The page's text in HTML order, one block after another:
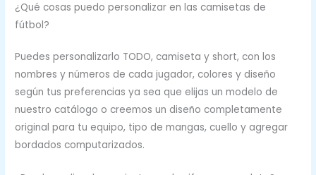
¿Qué cosas puedo personalizar en las camisetas de
fútbol?
Puedes personalizarlo TODO, camiseta y short, con los
nombres y números de cada jugador, colores y diseño
según tus preferencias ya sea que elijas un modelo de
nuestro catálogo o creemos un diseño completamente
original para tu equipo, tipo de mangas, cuello y agregar
bordados computarizados.